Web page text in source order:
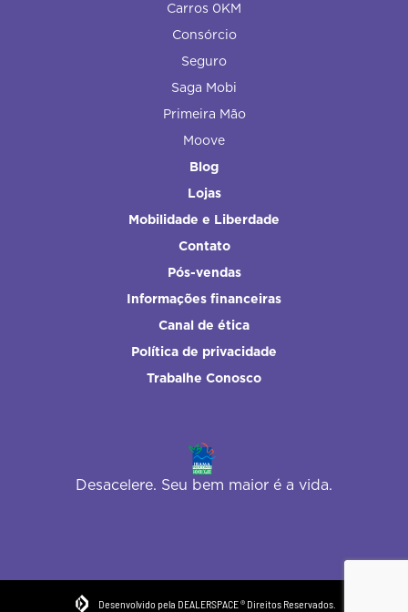
Carros 0KM
Consórcio
Seguro
Saga Mobi
Primeira Mão
Moove
Blog
Lojas
Mobilidade e Liberdade
Contato
Pós-vendas
Informações financeiras
Canal de ética
Política de privacidade
Trabalhe Conosco
Desacelere. Seu bem maior é a vida.
Desenvolvido pela DEALERSPACE ® Direitos Reservados.